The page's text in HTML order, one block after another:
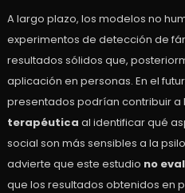
A largo plazo, los modelos no
experimentos de detección de
resultados sólidos que,
aplicación en personas. En el
presentados podrían contribuir a
terapéutica al identificar qué
social son más sensibles a la
advierte que este estudio no
que los resultados obtenidos en